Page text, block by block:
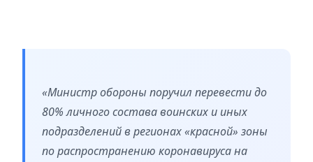
«Министр обороны поручил перевести до
80% личного состава воинских и иных
подразделений в регионах «красной» зоны
по распространению коронавируса на